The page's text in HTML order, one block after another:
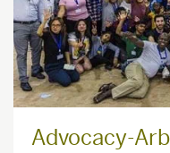
Advocacy-